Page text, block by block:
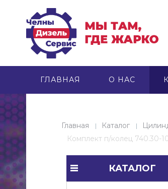
ГЛАВНАЯ О НАС
Главная Каталог
Комплект п/колец 740.30-
КАТАЛОГ